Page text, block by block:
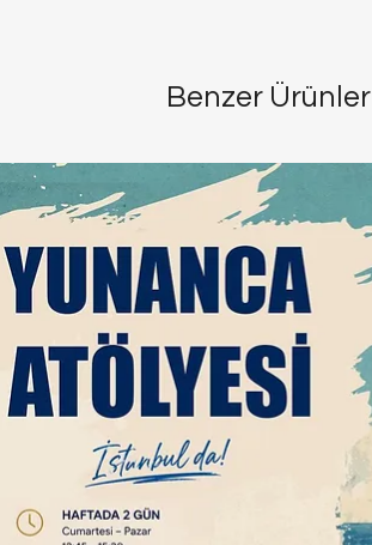
Benzer Ürünler